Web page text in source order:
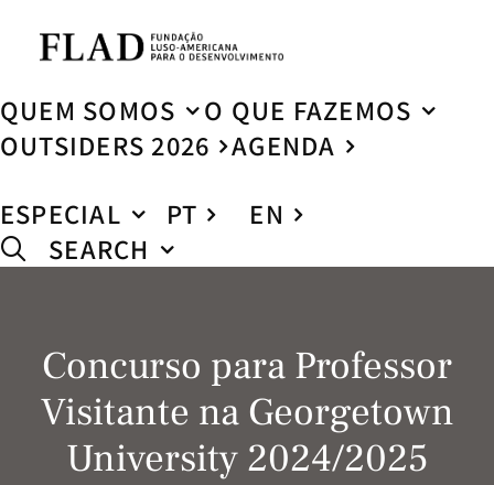
QUEM SOMOS
O QUE FAZEMOS
OUTSIDERS 2026
AGENDA
ESPECIAL
PT
EN
SEARCH
Concurso para Professor
Visitante na Georgetown
University 2024/2025